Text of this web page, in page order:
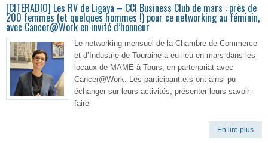
[CITERADIO] Les RV de Ligaya – CCI Business Club de mars : près de
200 femmes (et quelques hommes !) pour ce networking au féminin,
avec Cancer@Work en invité d’honneur
Le networking mensuel de la Chambre de Commerce
et d’Industrie de Touraine a eu lieu en mars dans les
locaux de MAME à Tours, en partenariat avec
Cancer@Work. Les participant.e.s ont ainsi pu
échanger sur leurs activités, présenter leurs savoir-
faire
En lire plus